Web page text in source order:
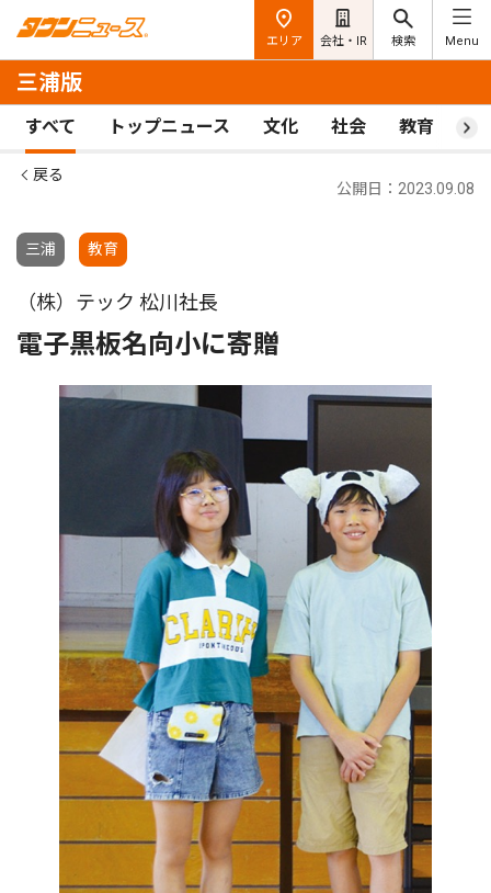
エリア 会社・IR 検索 Menu
三浦版
すべて トップニュース 文化 社会 教育 ス
戻る
三浦 教育
公開日：2023.09.08
（株）テック 松川社長
電子黒板名向小に寄贈